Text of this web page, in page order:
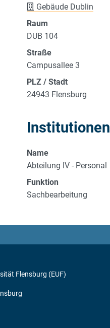
Gebäude Dublin
Raum
DUB 104
Straße
Campusallee 3
PLZ / Stadt
24943 Flensburg
Institutionen
Name
Abteilung IV - Personal
Funktion
Sachbearbeitung
Flensburg (EUF)